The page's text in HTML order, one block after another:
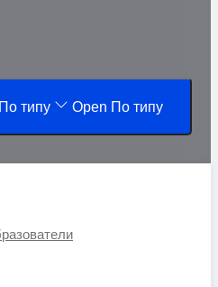
типу Open По типу